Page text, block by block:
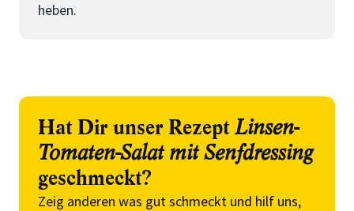
heben.
Hat Dir unser Rezept Linsen-
Tomaten-Salat mit Senfdressing
geschmeckt?
Zeig anderen was gut schmeckt und hilf uns,